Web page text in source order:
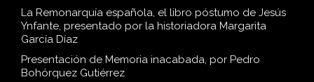
La Remonarquía española, el libro póstumo de Jesús
Ynfante, presentado por la historiadora Margarita
García Díaz
Presentación de Memoria inacabada, por Pedro
Bohórquez Gutiérrez